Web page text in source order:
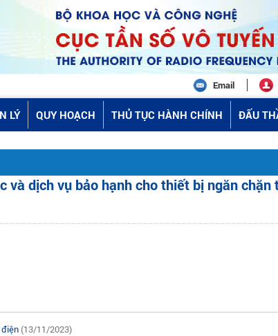
Email
LÝ QUY HOẠCH THỦ TỤC HÀNH CHÍNH ĐẤU
và dịch vụ bảo hạnh cho thiết bị ngăn chặn
(13/11/2023)